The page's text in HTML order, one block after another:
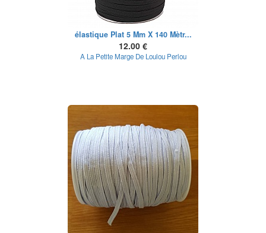
élastique Plat 5 Mm X 140 Mètr...
12.00 €
A La Petite Marge De Loulou Perlou